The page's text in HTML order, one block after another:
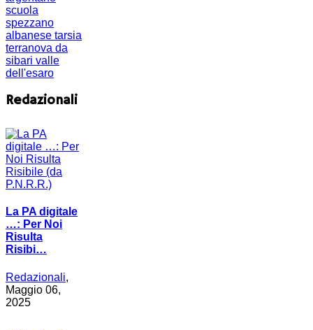
scuola
spezzano
albanese tarsia
terranova da
sibari valle
dell'esaro
Redazionali
La PA digitale
…: Per Noi
Risulta
Risibi…
Redazionali,
Maggio 06,
2025